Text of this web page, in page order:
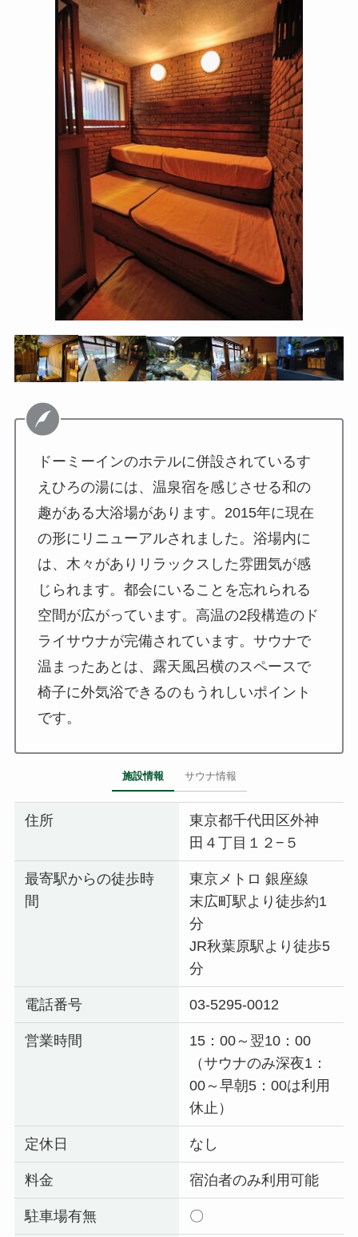
ドーミーインのホテルに併設されているす
えひろの湯には、温泉宿を感じさせる和の
趣がある大浴場があります。2015年に現在
の形にリニューアルされました。浴場内に
は、木々がありリラックスした雰囲気が感
じられます。都会にいることを忘れられる
空間が広がっています。高温の2段構造のド
ライサウナが完備されています。サウナで
温まったあとは、露天風呂横のスペースで
椅子に外気浴できるのもうれしいポイント
です。
施設情報 サウナ情報
住所
東京都千代田区外神
田４丁目１２−５
最寄駅からの徒歩時
間
東京メトロ 銀座線
末広町駅より徒歩約1
分
JR秋葉原駅より徒歩5
分
電話番号 03-5295-0012
営業時間
15：00～翌10：00
（サウナのみ深夜1：
00～早朝5：00は利用
休止）
定休日 なし
料金 宿泊者のみ利用可能
駐車場有無 〇